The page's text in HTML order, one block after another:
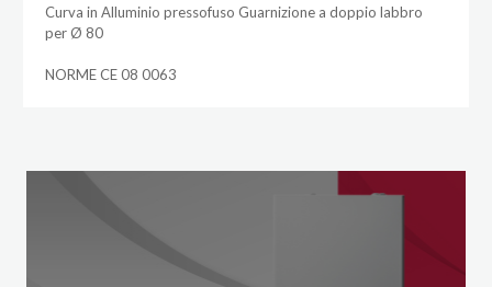
Curva in Alluminio pressofuso Guarnizione a doppio labbro
per Ø 80
NORME CE 08 0063